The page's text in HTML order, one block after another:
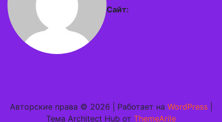
Сайт:
Авторские права © 2026 | Работает на WordPress
Тема Architect Hub от ThemeArile